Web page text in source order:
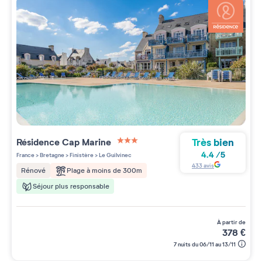
RésidenceCap Marine
3 étoiles sur 5
France>Bretagne>Finistère>Le Guilvinec
Rénové
Plage à moins de 300m
Séjour plus responsable
Très bien
4.4/5
433avis
à partir de
378€
7 nuits du 06/11 au 13/11